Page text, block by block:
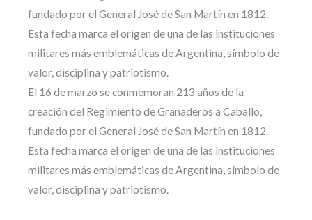
fundado por el General José de San Martín en 1812.
Esta fecha marca el origen de una de las instituciones
militares más emblemáticas de Argentina, símbolo de
valor, disciplina y patriotismo.
El 16 de marzo se conmemoran 213 años de la
creación del Regimiento de Granaderos a Caballo,
fundado por el General José de San Martín en 1812.
Esta fecha marca el origen de una de las instituciones
militares más emblemáticas de Argentina, símbolo de
valor, disciplina y patriotismo.